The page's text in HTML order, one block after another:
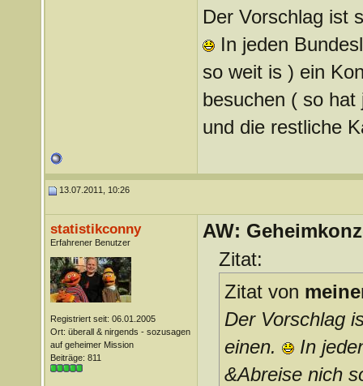
Der Vorschlag ist
In jeden
so weit is ) ein
besuchen ( so
und die restliche
13.07.2011, 10:26
statistikconny
Erfahrener Benutzer
Registriert seit: 06.01.2005
Ort: überall & nirgends - sozusagen
auf geheimer Mission
Beiträge: 811
AW:
Zitat:
Zitat von
Der Vorschlag
einen.
In
&Abreise nich